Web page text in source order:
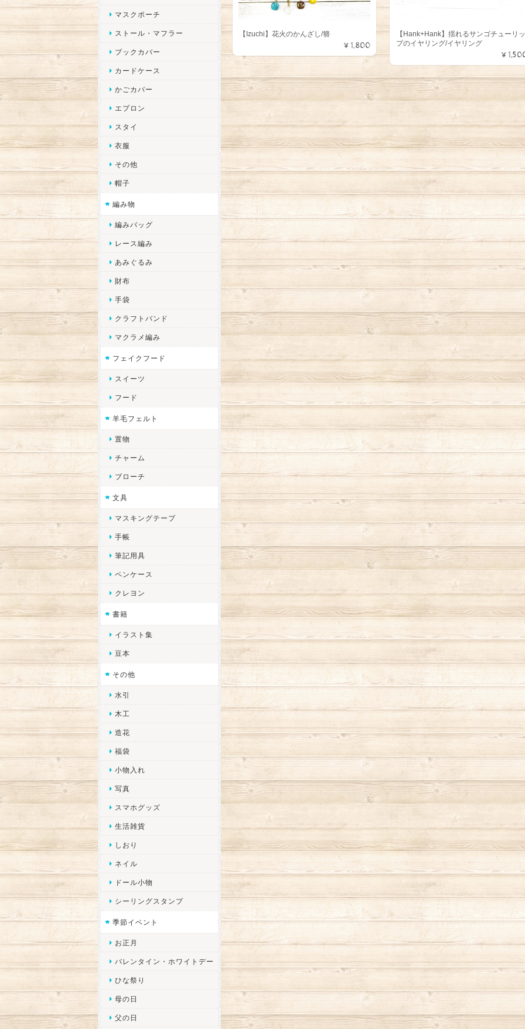
【Izuchi】花火のかんざし/簪
¥1,800
【Hank+Hank】揺れるサンゴチューリッ
プのイヤリング/イヤリング
マスクポーチ
ストール・マフラー
ブックカバー
カードケース
かごカバー
エプロン
スタイ
衣服
その他
帽子
編み物
編みバッグ
レース編み
あみぐるみ
財布
手袋
クラフトバンド
マクラメ編み
フェイクフード
スイーツ
フード
羊毛フェルト
置物
チャーム
ブローチ
文具
マスキングテープ
手帳
筆記用具
ペンケース
クレヨン
書籍
イラスト集
豆本
その他
水引
木工
造花
福袋
小物入れ
写真
スマホグッズ
生活雑貨
しおり
ネイル
ドール小物
シーリングスタンプ
季節イベント
お正月
バレンタイン・ホワイトデー
ひな祭り
母の日
父の日